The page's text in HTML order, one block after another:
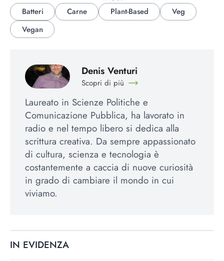
Batteri
Carne Plant-Based
Veg
Vegan
Denis Venturi
Scopri di più
Laureato in Scienze Politiche e
Comunicazione Pubblica, ha lavorato in
radio e nel tempo libero si dedica alla
scrittura creativa. Da sempre appassionato
di cultura, scienza e tecnologia è
costantemente a caccia di nuove curiosità
in grado di cambiare il mondo in cui
viviamo.
IN EVIDENZA